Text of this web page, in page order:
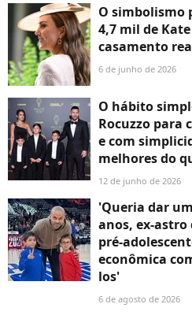
O simbolismo
4,7 mil de
casamento
6 de junho de 2026
O hábito
Rocuzzo para
e com
melhores do
12 de junho de 2026
'Queria dar
anos, ex-astro
pré-
econômica
los'
6 de agosto de 2026